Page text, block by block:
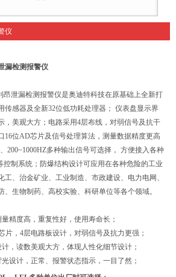
仪
漏检测报警仪
昂泄漏检测报警仪是奥迪特科技在原基础上全新打
传感器及全新32位低功耗处理器； 仪表盘显示界
，美观大方；电路采用4层布线，对弱信号及抗干
16位AD芯片及信号处理算法，测量数据精度更高
200~1000HZ多种输出信号可选择， 方便接入各种
控制系统；防爆结构设计可应用在各种危险的工业
工、治金矿业、工业制造、市政建设、电力电网、
、生物制药、高校实验、科研单位等各个领域。
精度高，重复性好，使用寿命长；
，4层电路板设计，对弱信号及抗力更强；
，读数美观大方，体现人性化细节设计；
设计，正常、报警状态指示，一目了然；